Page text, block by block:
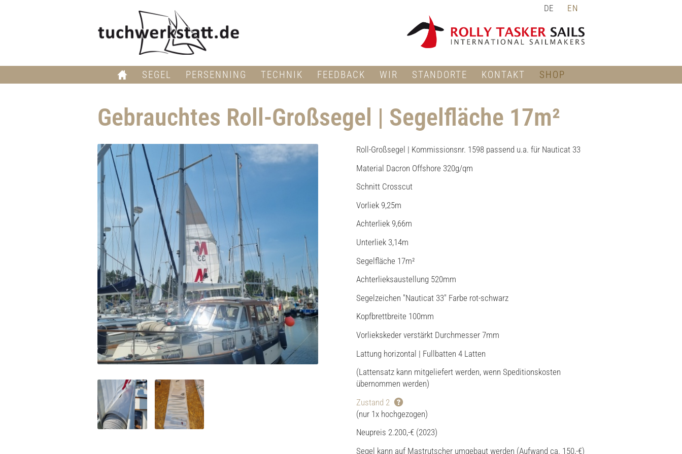
DE EN
SEGEL PERSENNING TECHNIK FEEDBACK WIR STANDORTE KONTAKT SHOP
Gebrauchtes Roll-Großsegel | Segelfläche 17m²
Roll-Großsegel | Kommissionsnr. 1598 passend u.a. für Nauticat 33
Material Dacron Offshore 320g/qm
Schnitt Crosscut
Vorliek 9,25m
Achterliek 9,66m
Unterliek 3,14m
Segelfläche 17m²
Achterlieksaustellung 520mm
Segelzeichen "Nauticat 33" Farbe rot-schwarz
Kopfbrettbreite 100mm
Vorliekskeder verstärkt Durchmesser 7mm
Lattung horizontal | Fullbatten 4 Latten
(Lattensatz kann mitgeliefert werden, wenn Speditionskosten
übernommen werden)
Zustand 2
(nur 1x hochgezogen)
Neupreis 2.200,-€ (2023)
Segel kann auf Mastrutscher umgebaut werden (Aufwand ca. 150,-€)